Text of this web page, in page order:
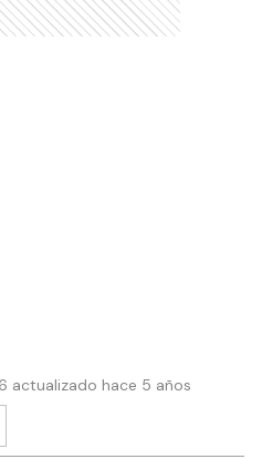
actualizado hace 5 años